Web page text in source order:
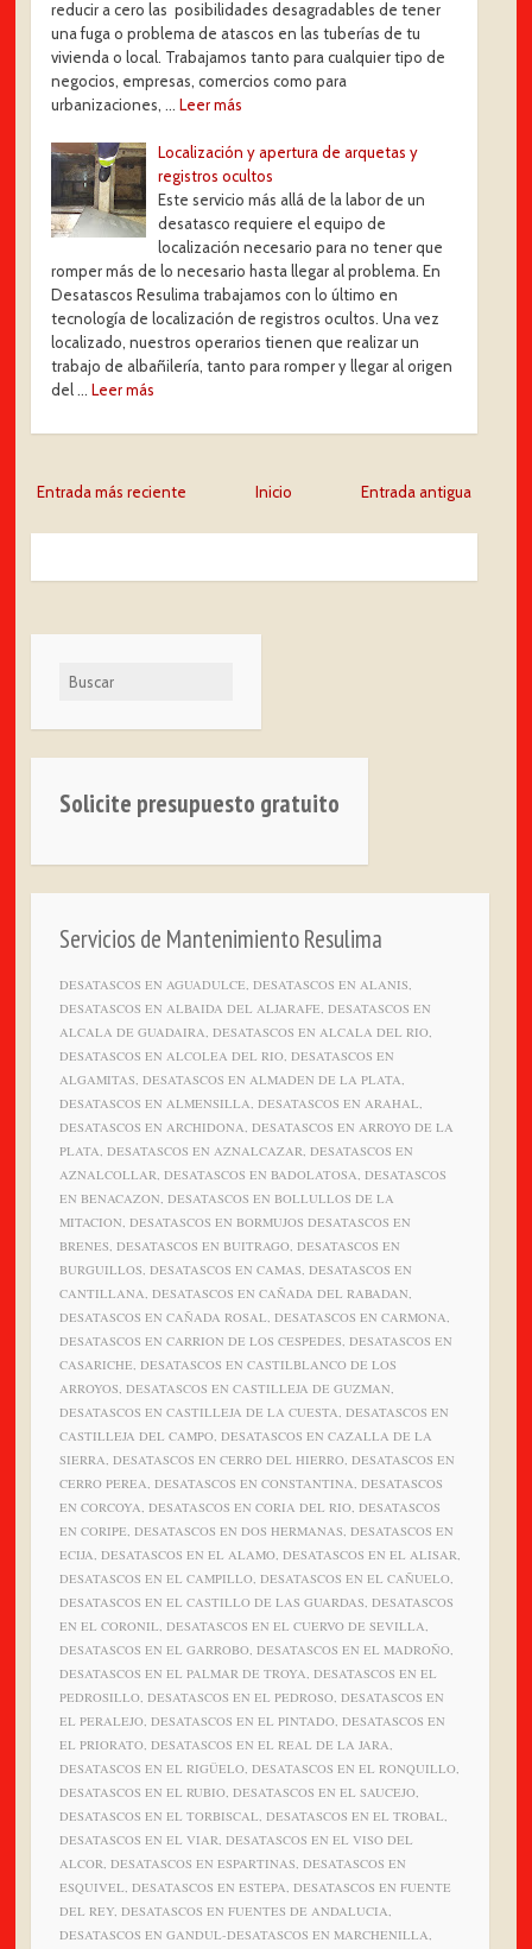
reducir a cero las posibilidades desagradables de tener
una fuga o problema de atascos en las tuberías de tu
vivienda o local. Trabajamos tanto para cualquier tipo de
negocios, empresas, comercios como para
urbanizaciones, … Leer más
Localización y apertura de arquetas y
registros ocultos
Este servicio más allá de la labor de un
desatasco requiere el equipo de
localización necesario para no tener que
romper más de lo necesario hasta llegar al problema. En
Desatascos Resulima trabajamos con lo último en
tecnología de localización de registros ocultos. Una vez
localizado, nuestros operarios tienen que realizar un
trabajo de albañilería, tanto para romper y llegar al origen
del … Leer más
Entrada más reciente Entrada antigua
Inicio
Buscar
Solicite presupuesto gratuito
Servicios de Mantenimiento Resulima
DESATASCOS EN AGUADULCE, DESATASCOS EN ALANIS,
DESATASCOS EN ALBAIDA DEL ALJARAFE, DESATASCOS EN
ALCALA DE GUADAIRA, DESATASCOS EN ALCALA DEL RIO,
DESATASCOS EN ALCOLEA DEL RIO, DESATASCOS EN
ALGAMITAS, DESATASCOS EN ALMADEN DE LA PLATA,
DESATASCOS EN ALMENSILLA, DESATASCOS EN ARAHAL,
DESATASCOS EN ARCHIDONA, DESATASCOS EN ARROYO DE LA
PLATA, DESATASCOS EN AZNALCAZAR, DESATASCOS EN
AZNALCOLLAR, DESATASCOS EN BADOLATOSA, DESATASCOS
EN BENACAZON, DESATASCOS EN BOLLULLOS DE LA
MITACION, DESATASCOS EN BORMUJOS DESATASCOS EN
BRENES, DESATASCOS EN BUITRAGO, DESATASCOS EN
BURGUILLOS, DESATASCOS EN CAMAS, DESATASCOS EN
CANTILLANA, DESATASCOS EN CAÑADA DEL RABADAN,
DESATASCOS EN CAÑADA ROSAL, DESATASCOS EN CARMONA,
DESATASCOS EN CARRION DE LOS CESPEDES, DESATASCOS EN
CASARICHE, DESATASCOS EN CASTILBLANCO DE LOS
ARROYOS, DESATASCOS EN CASTILLEJA DE GUZMAN,
DESATASCOS EN CASTILLEJA DE LA CUESTA, DESATASCOS EN
CASTILLEJA DEL CAMPO, DESATASCOS EN CAZALLA DE LA
SIERRA, DESATASCOS EN CERRO DEL HIERRO, DESATASCOS EN
CERRO PEREA, DESATASCOS EN CONSTANTINA, DESATASCOS
EN CORCOYA, DESATASCOS EN CORIA DEL RIO, DESATASCOS
EN CORIPE, DESATASCOS EN DOS HERMANAS, DESATASCOS EN
ECIJA, DESATASCOS EN EL ALAMO, DESATASCOS EN EL ALISAR,
DESATASCOS EN EL CAMPILLO, DESATASCOS EN EL CAÑUELO,
DESATASCOS EN EL CASTILLO DE LAS GUARDAS, DESATASCOS
EN EL CORONIL, DESATASCOS EN EL CUERVO DE SEVILLA,
DESATASCOS EN EL GARROBO, DESATASCOS EN EL MADROÑO,
DESATASCOS EN EL PALMAR DE TROYA, DESATASCOS EN EL
PEDROSILLO, DESATASCOS EN EL PEDROSO, DESATASCOS EN
EL PERALEJO, DESATASCOS EN EL PINTADO, DESATASCOS EN
EL PRIORATO, DESATASCOS EN EL REAL DE LA JARA,
DESATASCOS EN EL RIGÜELO, DESATASCOS EN EL RONQUILLO,
DESATASCOS EN EL RUBIO, DESATASCOS EN EL SAUCEJO,
DESATASCOS EN EL TORBISCAL, DESATASCOS EN EL TROBAL,
DESATASCOS EN EL VIAR, DESATASCOS EN EL VISO DEL
ALCOR, DESATASCOS EN ESPARTINAS, DESATASCOS EN
ESQUIVEL, DESATASCOS EN ESTEPA, DESATASCOS EN FUENTE
DEL REY, DESATASCOS EN FUENTES DE ANDALUCIA,
DESATASCOS EN GANDUL-DESATASCOS EN MARCHENILLA,